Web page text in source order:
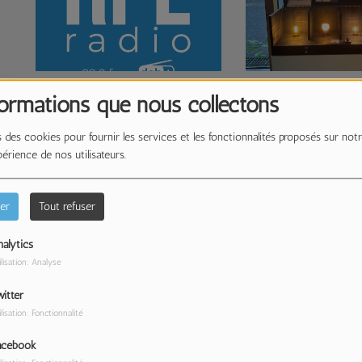
que nous collectons
des cookies pour fournir les services et les fonctionnalités proposés sur
de nos utilisateurs.
Tout refuser
Analyse
Fonctionnalité
Exposition Toutes les nuits
Colysée de Lambersart
AFEV, le parcours
au sein de